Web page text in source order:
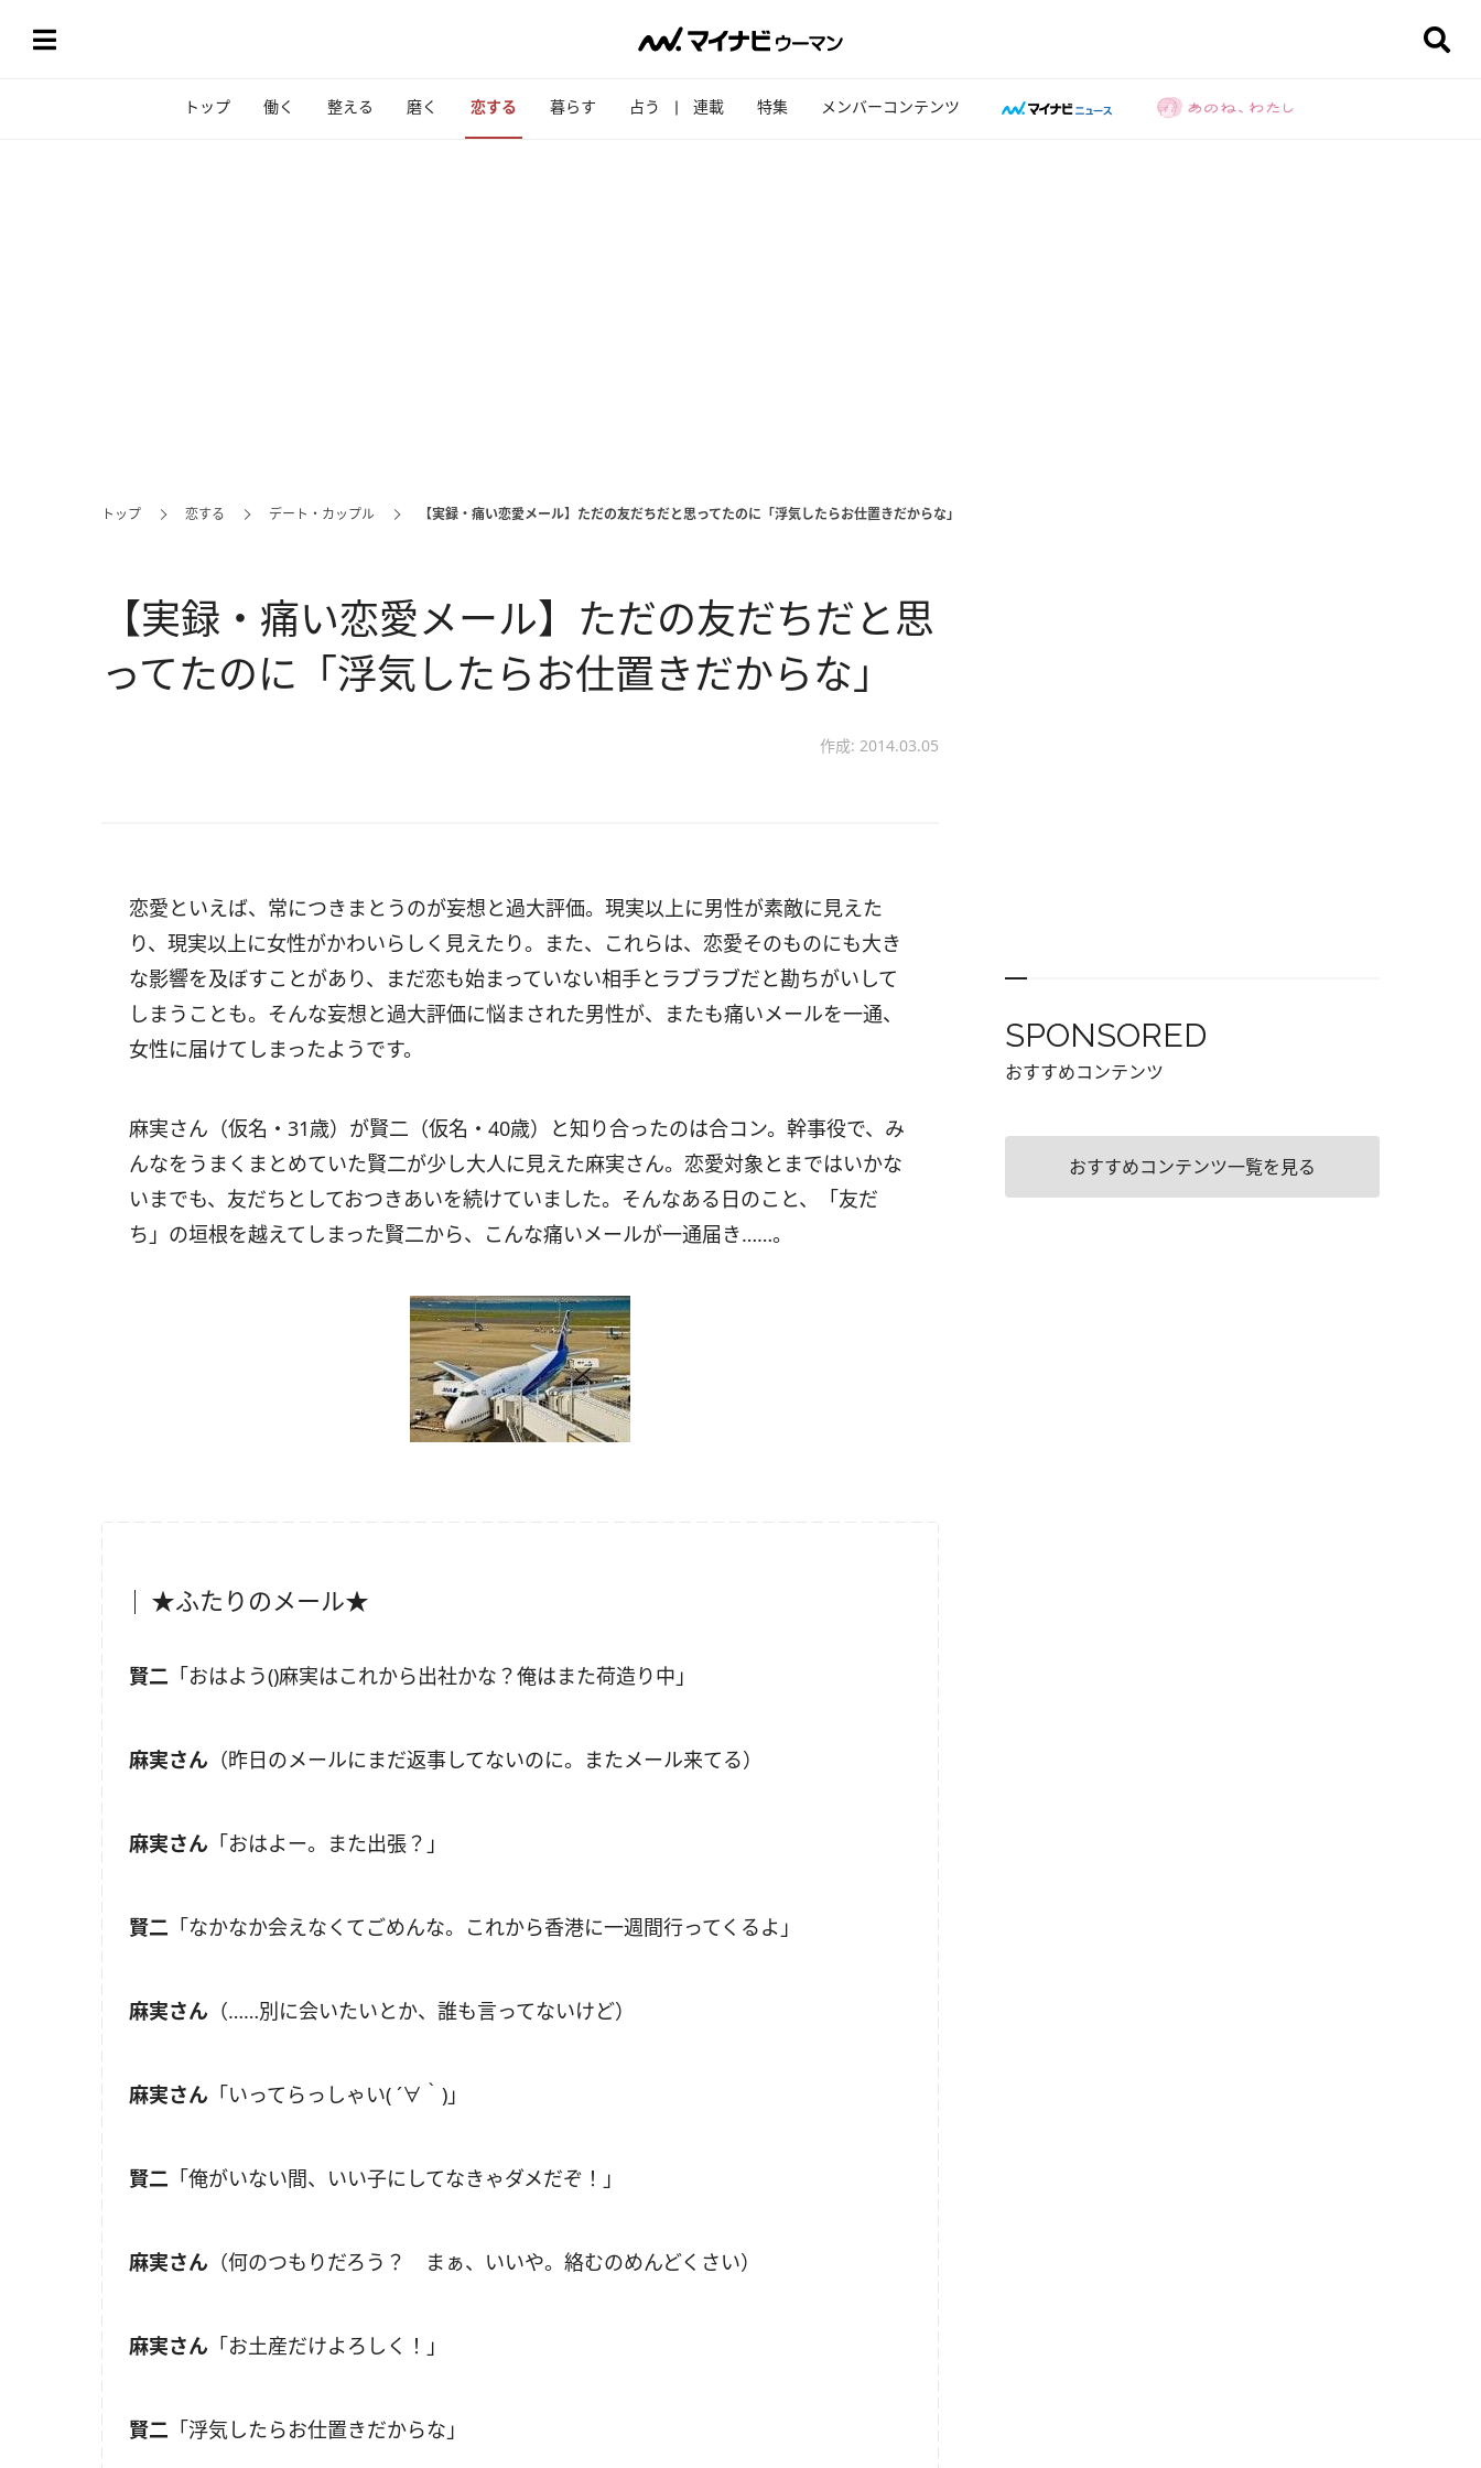
トップ 働く 整える 磨く 恋する 暮らす 占う 連載 特集 メンバーコンテンツ
トップ 恋する デート・カップル 【実録・痛い恋愛メール】ただの友だちだと思ってたのに「浮気したらお仕置きだからな」
【実録・痛い恋愛メール】ただの友だちだと思
ってたのに「浮気したらお仕置きだからな」
作成: 2014.03.05
恋愛といえば、常につきまとうのが妄想と過大評価。現実以上に男性が素敵に見えた
り、現実以上に女性がかわいらしく見えたり。また、これらは、恋愛そのものにも大き
な影響を及ぼすことがあり、まだ恋も始まっていない相手とラブラブだと勘ちがいして
しまうことも。そんな妄想と過大評価に悩まされた男性が、またも痛いメールを一通、
女性に届けてしまったようです。
麻実さん（仮名・31歳）が賢二（仮名・40歳）と知り合ったのは合コン。幹事役で、み
んなをうまくまとめていた賢二が少し大人に見えた麻実さん。恋愛対象とまではいかな
いまでも、友だちとしておつきあいを続けていました。そんなある日のこと、「友だ
ち」の垣根を越えてしまった賢二から、こんな痛いメールが一通届き……。
★ふたりのメール★
賢二 「おはよう()麻実はこれから出社かな？俺はまた荷造り中」
麻実さん （昨日のメールにまだ返事してないのに。またメール来てる）
麻実さん 「おはよー。また出張？」
賢二 「なかなか会えなくてごめんな。これから香港に一週間行ってくるよ」
麻実さん （……別に会いたいとか、誰も言ってないけど）
麻実さん 「いってらっしゃい( ´∀｀)」
賢二 「俺がいない間、いい子にしてなきゃダメだぞ！」
麻実さん （何のつもりだろう？ まぁ、いいや。絡むのめんどくさい）
麻実さん 「お土産だけよろしく！」
賢二 「浮気したらお仕置きだからな」
SPONSORED
おすすめコンテンツ
おすすめコンテンツ一覧を見る